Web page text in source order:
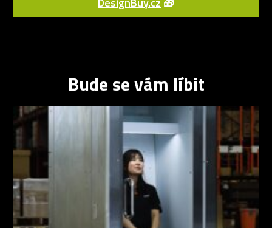
Bude se vám líbit